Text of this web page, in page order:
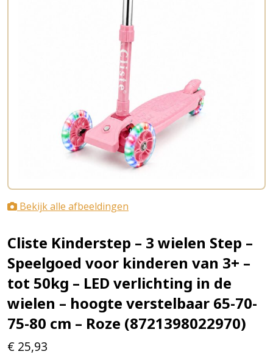
Bekijk alle afbeeldingen
Cliste Kinderstep – 3 wielen Step –
Speelgoed voor kinderen van 3+ –
tot 50kg – LED verlichting in de
wielen – hoogte verstelbaar 65-70-
75-80 cm – Roze (8721398022970)
€ 25,93